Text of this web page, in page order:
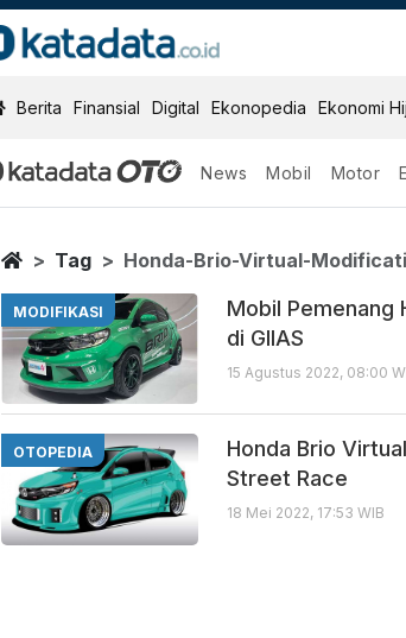
KatadataOTO
Berita Finansial Digital Ekonopedia Ekonomi
News Mobil Motor
Honda Brio
Berita Terbaru
Home
Tag Honda-Brio-Virtual-
MODIFIKASI
Mobil Pemenang
di GIIAS
15 Agustus 2022, 08:00
OTOPEDIA
Honda Brio
Street Race
18 Mei 2022, 17:53 WIB